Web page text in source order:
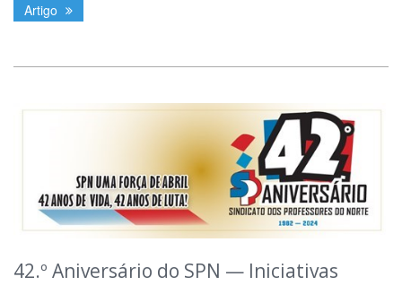
Artigo
42.º Aniversário do SPN — Iniciativas